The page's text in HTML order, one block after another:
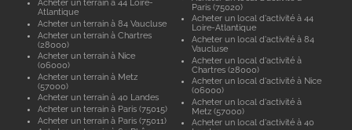
Acheter un terrain à 44 Loire-
Atlantique
Acheter un terrain à 84 Vaucluse
Acheter un terrain à Chartres
(28000)
Acheter un terrain à Nice
(06000)
Acheter un terrain à Metz
(57000)
Acheter un terrain à 40 Landes
Acheter un terrain à Paris (75015)
Acheter un terrain à Paris (75011)
Paris (75020)
Acheter un local d'activité à 44
Loire-Atlantique
Acheter un local d'activité à 84
Vaucluse
Acheter un local d'activité à
Chartres (28000)
Acheter un local d'activité à Nice
(06000)
Acheter un local d'activité à
Metz (57000)
Acheter un local d'activité à 40